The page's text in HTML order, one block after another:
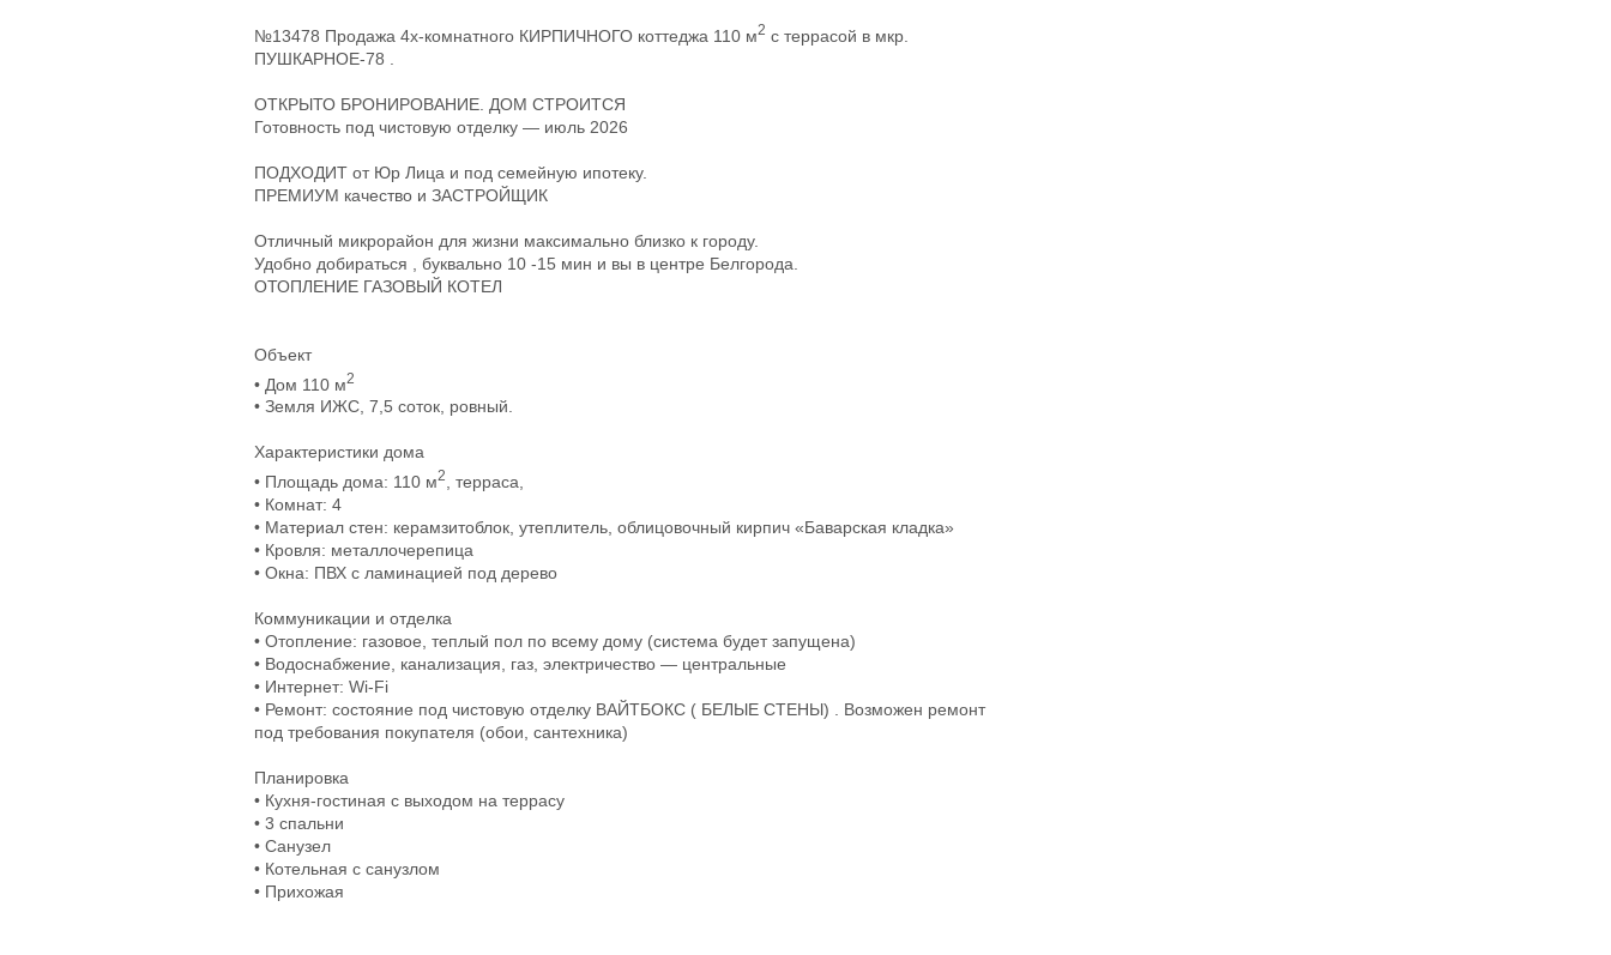
№13478 Продажа 4х-комнатного КИРПИЧНОГО коттеджа 110 м2 с террасой в мкр.
ПУШКАРНОЕ-78 .
ОТКРЫТО БРОНИРОВАНИЕ. ДОМ СТРОИТСЯ
Готовность под чистовую отделку — июль 2026
ПОДХОДИТ от Юр Лица и под семейную ипотеку.
ПРЕМИУМ качество и ЗАСТРОЙЩИК
Отличный микрорайон для жизни максимально близко к городу.
Удобно добираться , буквально 10 -15 мин и вы в центре Белгорода.
ОТОПЛЕНИЕ ГАЗОВЫЙ КОТЕЛ
Объект
• Дом 110 м2
• Земля ИЖС, 7,5 соток, ровный.
Характеристики дома
• Площадь дома: 110 м2
, терраса,
• Комнат: 4
• Материал стен: керамзитоблок, утеплитель, облицовочный кирпич «Баварская кладка»
• Кровля: металлочерепица
• Окна: ПВХ с ламинацией под дерево
Коммуникации и отделка
• Отопление: газовое, теплый пол по всему дому (система будет запущена)
• Водоснабжение, канализация, газ, электричество — центральные
• Интернет: Wi-Fi
• Ремонт: состояние под чистовую отделку ВАЙТБОКС ( БЕЛЫЕ СТЕНЫ) . Возможен ремонт
под требования покупателя (обои, сантехника)
Планировка
• Кухня-гостиная с выходом на террасу
• 3 спальни
• Санузел
• Котельная с санузлом
• Прихожая